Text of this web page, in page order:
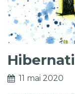
11 mai 2020